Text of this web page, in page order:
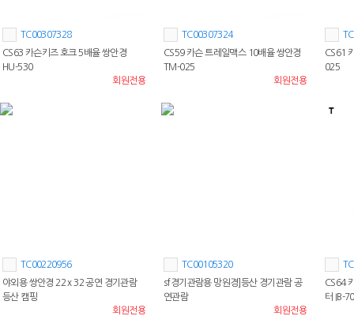
TC00307328
CS63 카슨키즈 호크 5배율 쌍안경
HU-530
회원전용
TC00307324
CS59 카슨 트레일맥스 10배율 쌍안경
TM-025
회원전용
CS61
025
TC00220956
야외용 쌍안경 22 x 32 공연 경기관람
등산 캠핑
회원전용
TC00105320
sf경기관람용 망원경]등산 경기관람 공
연관람
회원전용
CS64
터 IB-